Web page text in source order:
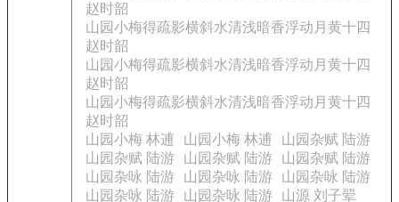
赵时韶
山园小梅得疏影横斜水清浅暗香浮动月黄十四
赵时韶
山园小梅得疏影横斜水清浅暗香浮动月黄十四
赵时韶
山园小梅得疏影横斜水清浅暗香浮动月黄十四
赵时韶
山园小梅 林逋
山园小梅 林逋
山园杂赋 陆游
山园杂赋 陆游
山园杂赋 陆游
山园杂赋 陆游
山园杂咏 陆游
山园杂咏 陆游
山园杂咏 陆游
山园杂咏 陆游
山园杂咏 陆游 山源 刘子翚